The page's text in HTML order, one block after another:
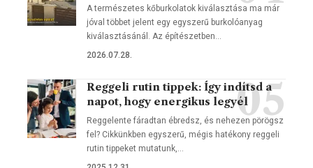
A természetes kőburkolatok kiválasztása ma már
jóval többet jelent egy egyszerű burkolóanyag
kiválasztásánál. Az építészetben…
2026.07.28.
Reggeli rutin tippek: Így indítsd a
napot, hogy energikus legyél
Reggelente fáradtan ébredsz, és nehezen pörögsz
fel? Cikkünkben egyszerű, mégis hatékony reggeli
rutin tippeket mutatunk,…